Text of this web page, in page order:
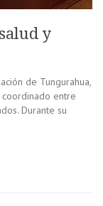
y
de Tungurahua,
entre
Durante su